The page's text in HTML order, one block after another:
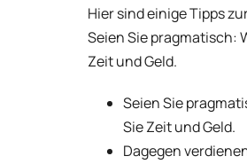
Hier sind einige Tipps
Seien Sie pragmatisch:
Zeit und Geld.
Seien Sie
Sie Zeit und Geld.
Dagegen